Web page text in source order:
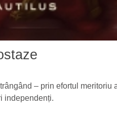
– prin efortul meritoriu
independenți.